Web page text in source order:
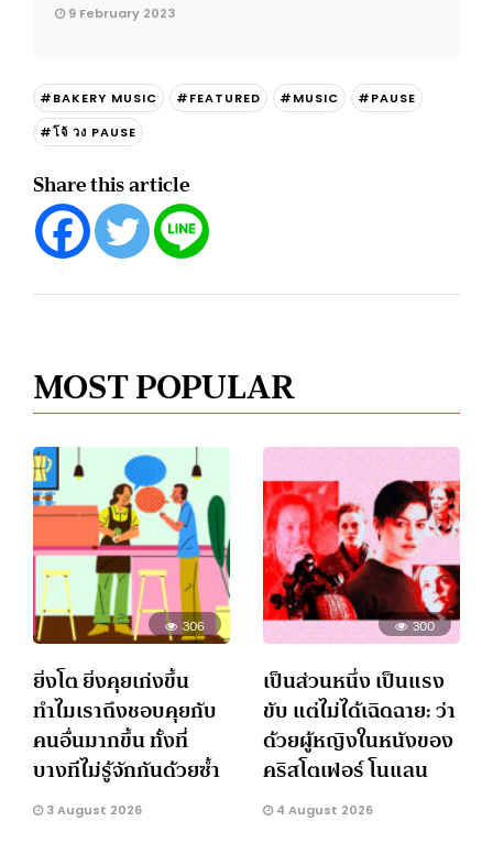
9 February 2023
#BAKERY MUSIC #FEATURED #MUSIC
#PAUSE
#โจ้ วง PAUSE
Share this article
MOST POPULAR
306
ยิ่งโต ยิ่งคุยเก่งขึ้น
ทำไมเราถึงชอบคุยกับ
คนอื่นมากขึ้น ทั้งที่
บางทีไม่รู้จักกันด้วยซ้ำ
3 August 2026
300
เป็นส่วนหนึ่ง เป็นแรง
ขับ แต่ไม่ได้เฉิดฉาย: ว่า
ด้วยผู้หญิงในหนังของ
คริสโตเฟอร์ โนแลน
4 August 2026